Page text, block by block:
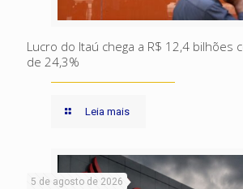
Lucro do Itaú chega a R$ 12,4 bilhões
de 24,3%
Leia mais
5 de agosto de 2026